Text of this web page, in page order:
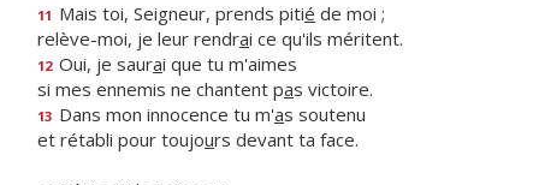
11 Mais toi, Seigneur, prends pitié de moi ;
relève-moi, je leur rendrai ce qu'ils méritent.
12 Oui, je saurai que tu m'aimes
si mes ennemis ne chantent pas victoire.
13 Dans mon innocence tu m'as soutenu
et rétabli pour toujours devant ta face.